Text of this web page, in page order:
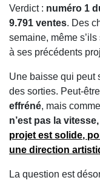
Verdict : numéro 1
9.791 ventes. Des
semaine, même
à ses précédents
Une baisse qui peut
des sorties. Peut-
effréné, mais
n’est pas la
projet est solide,
une direction
La question est